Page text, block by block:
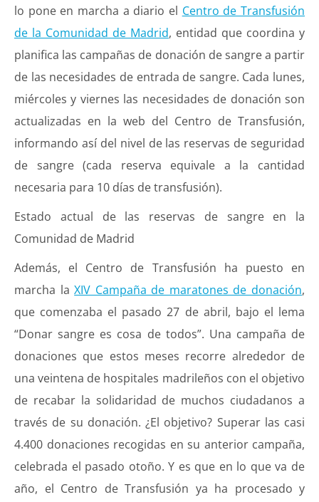
lo pone en marcha a diario el Centro de Transfusión
de la Comunidad de Madrid, entidad que coordina y
planifica las campañas de donación de sangre a partir
de las necesidades de entrada de sangre. Cada lunes,
miércoles y viernes las necesidades de donación son
actualizadas en la web del Centro de Transfusión,
informando así del nivel de las reservas de seguridad
de sangre (cada reserva equivale a la cantidad
necesaria para 10 días de transfusión).
Estado actual de las reservas de sangre en la
Comunidad de Madrid
Además, el Centro de Transfusión ha puesto en
marcha laXIV Campaña de maratones de donación,
que comenzaba el pasado 27 de abril, bajo el lema
“Donar sangre es cosa de todos”. Una campaña de
donaciones que estos meses recorre alrededor de
una veintena de hospitales madrileños con el objetivo
de recabar la solidaridad de muchos ciudadanos a
través de su donación. ¿El objetivo? Superar las casi
4.400 donaciones recogidas en su anterior campaña,
celebrada el pasado otoño. Y es que en lo que va de
año, el Centro de Transfusión ya ha procesado y